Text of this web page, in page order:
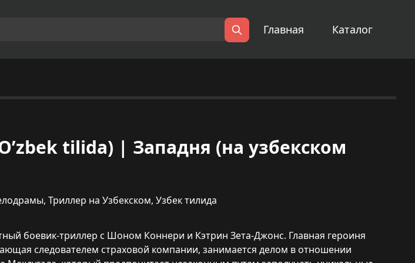
Поиск
Главная Каталог
tilida) | Западня (на узбекском
, Триллер на Узбекском, Узбек тилида
боевик-триллер с Шоном Коннери и Кэтрин Зета-Джонс. Главная героиня
следователем страховой компании, занимается делом в отношении